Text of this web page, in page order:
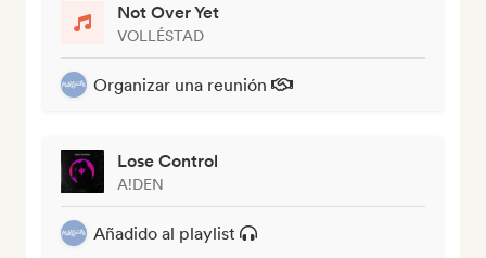
Not Over Yet
VOLLÉSTAD
Organizar una reunión
Lose Control
A!DEN
Añadido al playlist